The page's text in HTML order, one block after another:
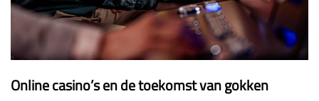
Online casino’s en de toekomst van gokken